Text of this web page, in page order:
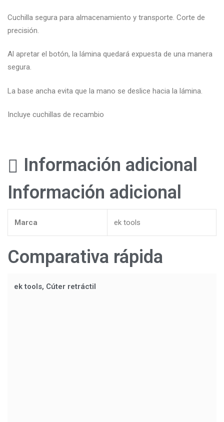
Cuchilla segura para almacenamiento y transporte. Corte de
precisión.
Al apretar el botón, la lámina quedará expuesta de una manera
segura.
La base ancha evita que la mano se deslice hacia la lámina.
Incluye cuchillas de recambio
Información adicional
Información adicional
Marca ek tools
Comparativa rápida
ek tools, Cúter retráctil